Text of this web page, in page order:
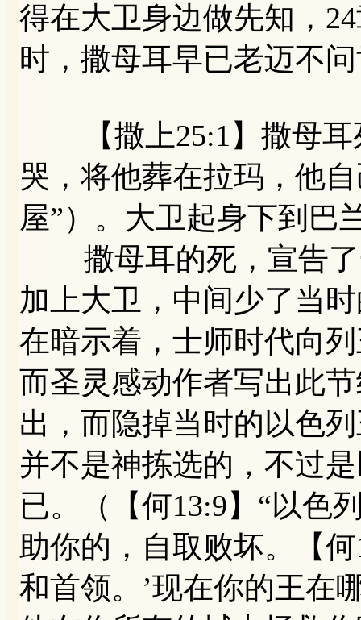
得在大卫身边做先知，
时，撒母耳早已老迈不
【撒上25:1】撒母耳
哭，将他葬在拉玛，他
屋”）。大卫起身下到巴
撒母耳的死，宣告了
加上大卫，中间少了当
在暗示着，士师时代向
而圣灵感动作者写出此
出，而隐掉当时的以色
并不是神拣选的，不过
已。（【何13:9】“以色
助你的，自取败坏。【
和首领。’现在你的王在